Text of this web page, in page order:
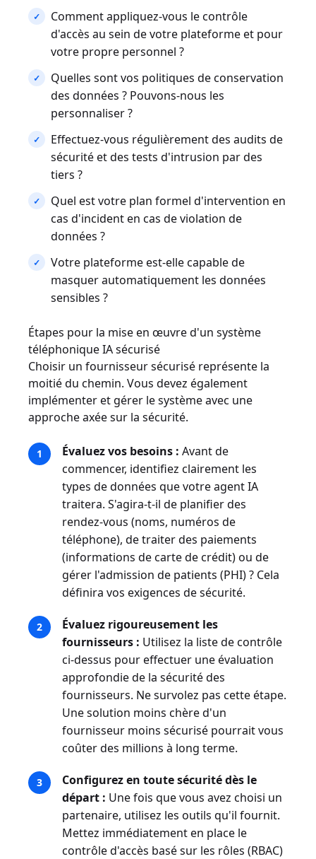
Comment appliquez-vous le contrôle
d'accès au sein de votre plateforme et pour
votre propre personnel ?
Quelles sont vos politiques de conservation
des données ? Pouvons-nous les
personnaliser ?
Effectuez-vous régulièrement des audits de
sécurité et des tests d'intrusion par des
tiers ?
Quel est votre plan formel d'intervention en
cas d'incident en cas de violation de
données ?
Votre plateforme est-elle capable de
masquer automatiquement les données
sensibles ?
Étapes pour la mise en œuvre d'un système
téléphonique IA sécurisé
Choisir un fournisseur sécurisé représente la
moitié du chemin. Vous devez également
implémenter et gérer le système avec une
approche axée sur la sécurité.
Évaluez vos besoins : Avant de
commencer, identifiez clairement les
types de données que votre agent IA
traitera. S'agira-t-il de planifier des
rendez-vous (noms, numéros de
téléphone), de traiter des paiements
(informations de carte de crédit) ou de
gérer l'admission de patients (PHI) ? Cela
définira vos exigences de sécurité.
Évaluez rigoureusement les
fournisseurs : Utilisez la liste de contrôle
ci-dessus pour effectuer une évaluation
approfondie de la sécurité des
fournisseurs. Ne survolez pas cette étape.
Une solution moins chère d'un
fournisseur moins sécurisé pourrait vous
coûter des millions à long terme.
Configurez en toute sécurité dès le
départ : Une fois que vous avez choisi un
partenaire, utilisez les outils qu'il fournit.
Mettez immédiatement en place le
contrôle d'accès basé sur les rôles (RBAC)